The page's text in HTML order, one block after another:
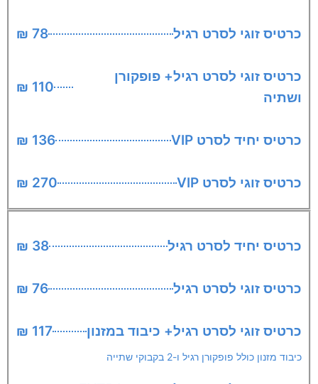
כרטיס זוגי לסרט רגיל 78 ₪
כרטיס זוגי לסרט רגיל+ פופקורן
ושתיה
110 ₪
כרטיס יחיד לסרט VIP 136 ₪
כרטיס זוגי לסרט VIP 270 ₪
כרטיס יחיד לסרט רגיל 38 ₪
כרטיס זוגי לסרט רגיל 76 ₪
כרטיס זוגי לסרט רגיל+ כיבוד במזנון 117 ₪
כיבוד מזנון כולל פופקורן רגיל ו-2 בקבוקי שתייה